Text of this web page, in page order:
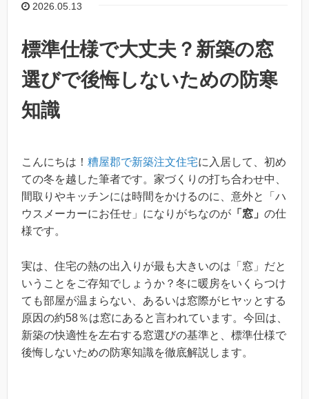
2026.05.13
標準仕様で大丈夫？新築の窓
選びで後悔しないための防寒
知識
こんにちは！ 糟屋郡で新築注文住宅に入居して、初め
ての冬を越した筆者です。家づくりの打ち合わせ中、
間取りやキッチンには時間をかけるのに、意外と「ハ
ウスメーカーにお任せ」になりがちなのが 「窓」 の仕
様です。
実は、住宅の熱の出入りが最も大きいのは「窓」だと
いうことをご存知でしょうか？冬に暖房をいくらつけ
ても部屋が温まらない、あるいは窓際がヒヤッとする
原因の約58％は窓にあると言われています。今回は、
新築の快適性を左右する窓選びの基準と、標準仕様で
後悔しないための防寒知識を徹底解説します。